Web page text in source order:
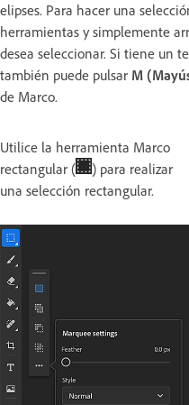
elipses. Para hacer una
herramientas y simplemente
desea seleccionar. Si tiene un
también puede pulsar M
de Marco.
Utilice la herramienta Marco
rectangular (
) para realizar
una selección rectangular.